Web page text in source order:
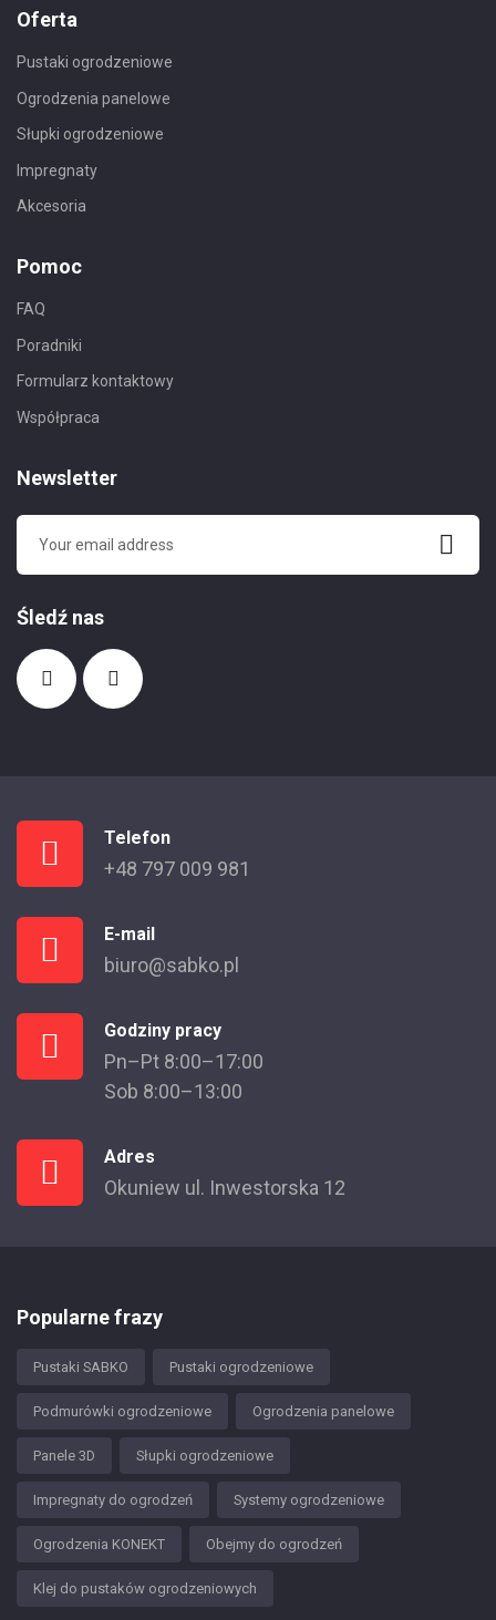
Oferta
Pustaki ogrodzeniowe
Ogrodzenia panelowe
Słupki ogrodzeniowe
Impregnaty
Akcesoria
Pomoc
FAQ
Poradniki
Formularz kontaktowy
Współpraca
Newsletter
Śledź nas
Telefon
+48 797 009 981
E-mail
biuro@sabko.pl
Godziny pracy
Pn–Pt 8:00–17:00
Sob 8:00–13:00
Adres
Okuniew ul. Inwestorska 12
Popularne frazy
Pustaki SABKO Pustaki ogrodzeniowe
Podmurówki ogrodzeniowe Ogrodzenia panelowe
Panele 3D Słupki ogrodzeniowe
Impregnaty do ogrodzeń Systemy ogrodzeniowe
Ogrodzenia KONEKT Obejmy do ogrodzeń
Klej do pustaków ogrodzeniowych